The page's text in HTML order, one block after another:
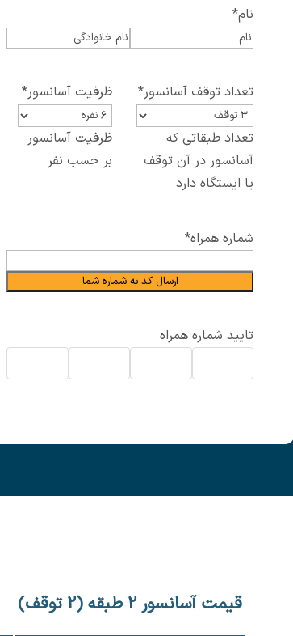
نام*
تعداد توقف آسانسور*
تعداد طبقاتی که
آسانسور در آن توقف
یا ایستگاه دارد
ظرفیت آسانسور*
ظرفیت آسانسور
بر حسب نفر
شماره همراه*
ارسال کد به شماره شما
تایید شماره همراه
قیمت آسانسور ۲ طبقه (۲ توقف)